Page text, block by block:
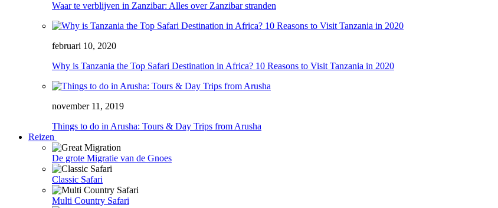
Waar te verblijven in Zanzibar: Alles over Zanzibar stranden
februari 10, 2020
Why is Tanzania the Top Safari Destination in Africa? 10 Reasons to Visit Tanzania in 2020
november 11, 2019
Things to do in Arusha: Tours & Day Trips from Arusha
Reizen
De grote Migratie van de Gnoes
Classic Safari
Multi Country Safari